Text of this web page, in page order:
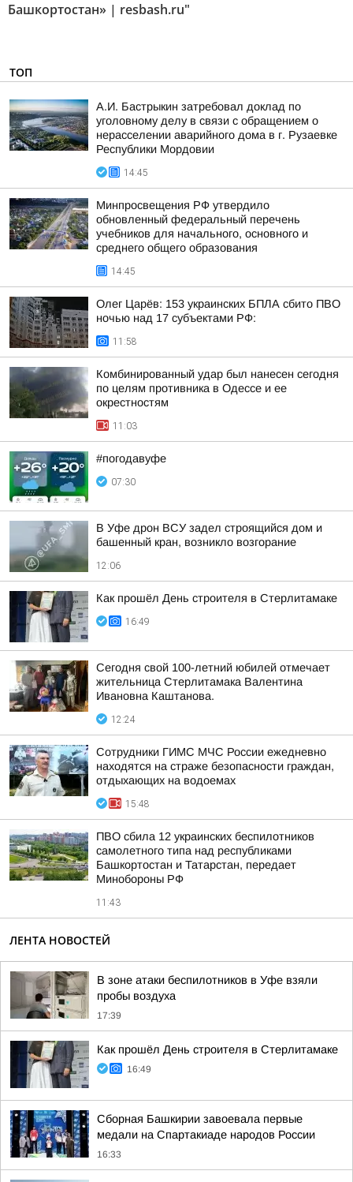
Башкортостан» | resbash.ru"
ТОП
А.И. Бастрыкин затребовал доклад по
уголовному делу в связи с обращением о
нерасселении аварийного дома в г. Рузаевке
Республики Мордовии
14:45
Минпросвещения РФ утвердило
обновленный федеральный перечень
учебников для начального, основного и
среднего общего образования
14:45
Олег Царёв: 153 украинских БПЛА сбито ПВО
ночью над 17 субъектами РФ:
11:58
Комбинированный удар был нанесен сегодня
по целям противника в Одессе и ее
окрестностям
11:03
#погодавуфе
07:30
В Уфе дрон ВСУ задел строящийся дом и
башенный кран, возникло возгорание
12:06
Как прошёл День строителя в Стерлитамаке
16:49
Сегодня свой 100-летний юбилей отмечает
жительница Стерлитамака Валентина
Ивановна Каштанова.
12:24
Сотрудники ГИМС МЧС России ежедневно
находятся на страже безопасности граждан,
отдыхающих на водоемах
15:48
ПВО сбила 12 украинских беспилотников
самолетного типа над республиками
Башкортостан и Татарстан, передает
Минобороны РФ
11:43
ЛЕНТА НОВОСТЕЙ
В зоне атаки беспилотников в Уфе взяли
пробы воздуха
17:39
Как прошёл День строителя в Стерлитамаке
16:49
Сборная Башкирии завоевала первые
медали на Спартакиаде народов России
16:33